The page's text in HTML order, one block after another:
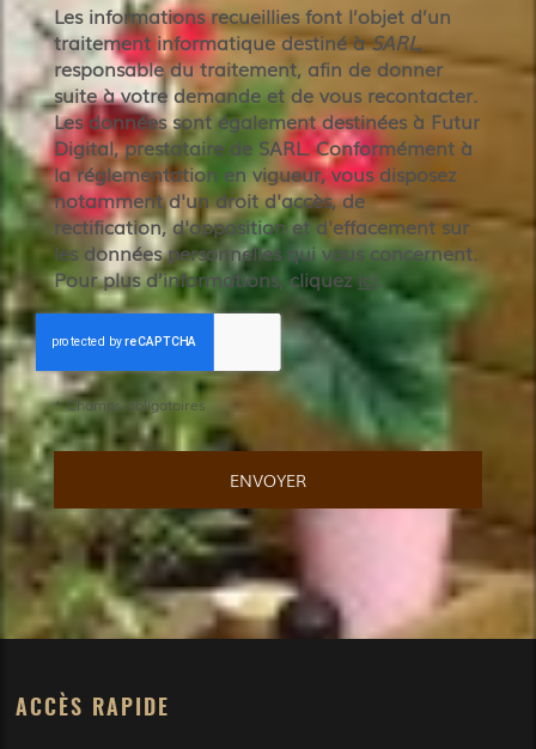
Les informations recueillies font l’objet d’un
traitement informatique destiné àSARL,
responsable du traitement, afin de donner
suite à votre demande et de vous recontacter.
Les données sont également destinées à Futur
Digital, prestataire de SARL. Conformément à
la réglementation en vigueur, vous disposez
notamment d'un droit d'accès, de
rectification, d'opposition et d'effacement sur
les données personnelles qui vous concernent.
Pour plus d’informations, cliquezici.
*Champs obligatoires
ACCÈS RAPIDE